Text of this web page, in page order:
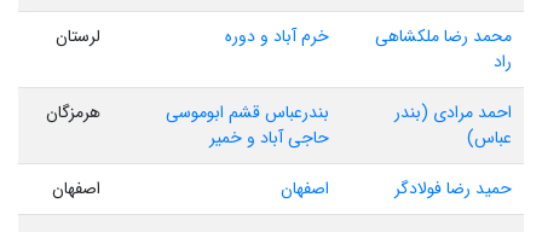
محمد رضا ملکشاهی
راد
خرم آباد و دوره لرستان
احمد مرادی (بندر
عباس)
بندرعباس قشم ابوموسی
حاجی آباد و خمیر
هرمزگان
حمید رضا فولادگر اصفهان
اصفهان